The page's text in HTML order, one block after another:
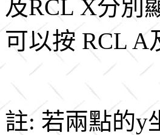
及RCL X分別
可以按 RCL A
註: 若兩點的y